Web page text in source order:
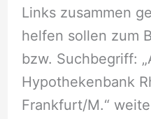
Links zusammen
helfen sollen zum
bzw. Suchbegriff:
Hypothekenbank
Frankfurt/M.“